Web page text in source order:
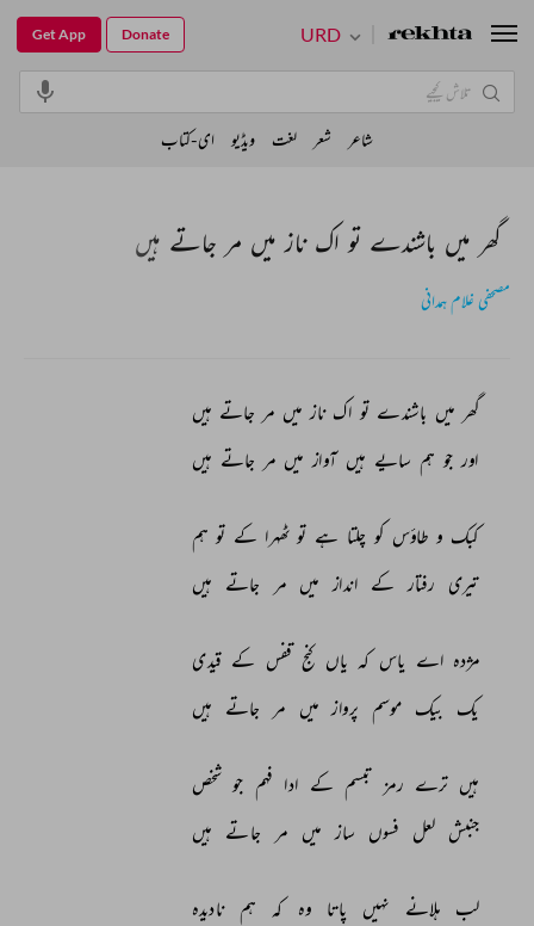
گھر میں باشندے تو اک ناز میں مر جاتے ہیں
مصحفی غلام ہمدانی
گھر میں باشندے تو اک ناز میں مر جاتے ہیں
اور جو ہم سایے ہیں آواز میں مر جاتے ہیں
کبک و طاؤس کو چلتا ہے تو ٹھہرا کے تو ہم
تیری رفتار کے انداز میں مر جاتے ہیں
مژدہ اے یاس کہ یاں کنج قفس کے قیدی
یک
بیک موسم پرواز میں مر جاتے ہیں
ہیں ترے رمز تبسم کے ادا فہم جو شخص
جنبش لعل فسوں ساز میں مر جاتے ہیں
لب ہلانے نہیں پاتا وہ کہ ہم
نادیدہ
URD
Get App Donate
شاعر شعر لغت ویڈیو ای-کتاب